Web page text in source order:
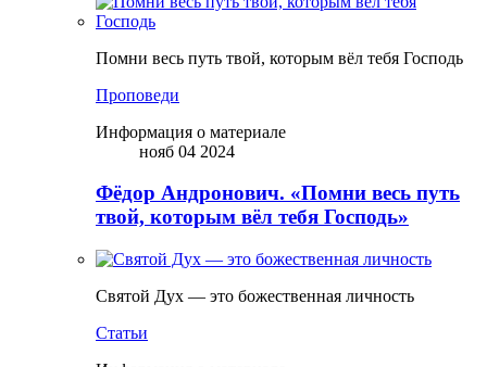
Помни весь путь твой, которым вёл тебя Господь
Проповеди
Информация о материале
нояб 04 2024
Фёдор Андронович. «Помни весь путь
твой, которым вёл тебя Господь»
Святой Дух — это божественная личность
Статьи